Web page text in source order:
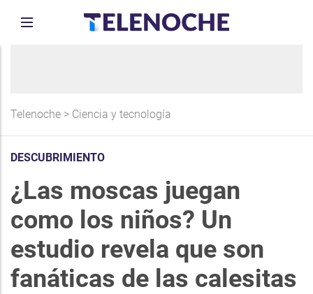
Telenoche > Ciencia y tecnología
DESCUBRIMIENTO
¿Las moscas juegan
como los niños? Un
estudio revela que son
fanáticas de las calesitas